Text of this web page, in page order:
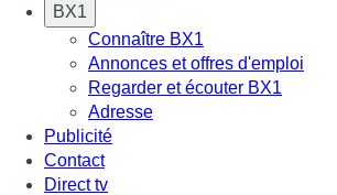
BX1
Connaître BX1
Annonces et offres d'emploi
Regarder et écouter BX1
Adresse
Publicité
Contact
Direct tv